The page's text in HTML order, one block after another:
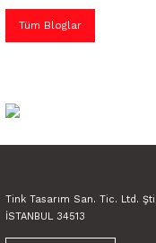
Tüm Bloglar
Tink Tasarım San. Tic. Ltd.
İSTANBUL 34513